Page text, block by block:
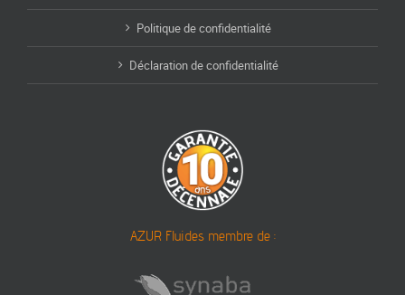
Politique de confidentialité
Déclaration de confidentialité
AZUR Fluides membre de :